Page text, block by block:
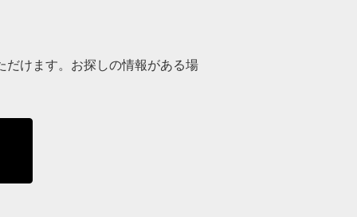
だけます。お探しの情報がある場